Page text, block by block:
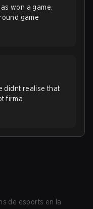
won a game.
game
didnt realise that
firma
de esports en la